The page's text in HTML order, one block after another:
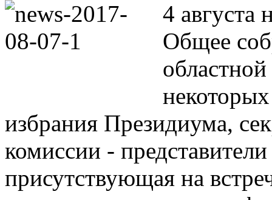
4 августа
Общее
избрания Президиума,
комиссии -
присутствующая на